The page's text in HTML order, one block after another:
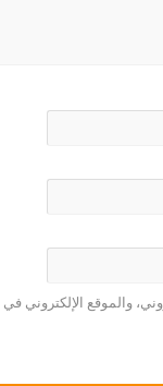
والموقع الإلكتروني